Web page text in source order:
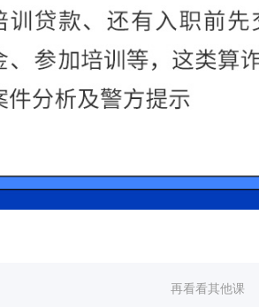
再看看其他课